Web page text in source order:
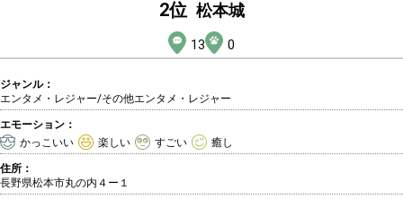
2位 松本城
13 0
ジャンル：
エンタメ・レジャー/その他エンタメ・レジャー
エモーション：
かっこいい
楽しい すごい 癒し
住所：
長野県松本市丸の内４ー１